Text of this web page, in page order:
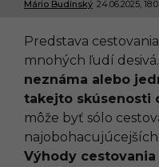
Mário Budinský 24.06.2025,
2
0
6
.
2
0
2
5
1
8
Predstava
mnohých ľudí desivá.
neznáma alebo
takejto skúsenosti
môže byť sólo
Výhody